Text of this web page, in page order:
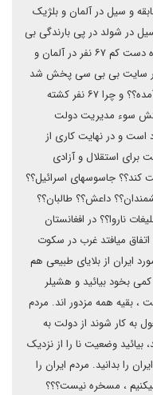
و سیل در آلمان و بلژیک
در شولد در پی بارندگی بی
سابقه که باعث طغیان شدید رودخانه ها شده دست کم ۶۷ نفر در آلمان و
در سایت بی بی سی پخش شد
حالا مردم آلمان تظاهرات کنند که چرا سیل آمده؟؟ و چرا ۶۷ نفر کشته
سوء مدیریت دولت
است و در نهایت کاری از
و ایران ۴۳ سال است برای استقلال و آزادی
کند؟؟ جاسوسهای اسرائیل؟؟
داعش؟؟ طالبان؟؟
ناروا؟؟ در افغانستان
اتفاق میافتد غرب در سکوت
ایران از بلایای طبیعی هم
کمی بخود بیائید و هشیلر
، بقیه همه مزدور اند. مردم
به کار شوند از دولت به
وضعیت نا را از نزدیک
را بدانید. مردم ایران را
، مسخره نیست؟؟؟